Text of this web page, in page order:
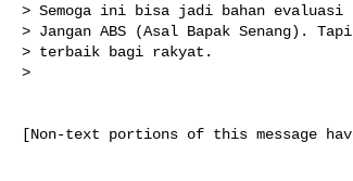
> Semoga ini bisa jadi bahan evaluasi
> Jangan ABS (Asal Bapak Senang).
> terbaik bagi rakyat.
>
[Non-text portions of this message